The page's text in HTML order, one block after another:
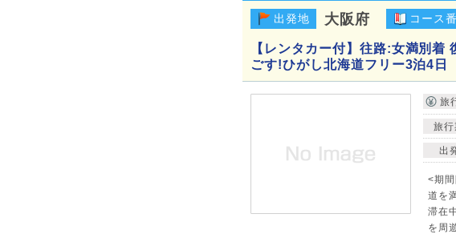
出発地 大阪府 コース
【レンタカー付】往路:女満別
ごす!ひがし北海道フリー3泊4日
旅
旅行
出
<期
道を
滞在
を周